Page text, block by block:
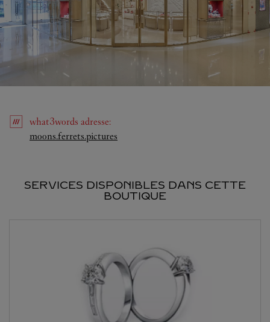
what3words adresse:
moons.ferrets.pictures
SERVICES DISPONIBLES DANS CETTE
BOUTIQUE